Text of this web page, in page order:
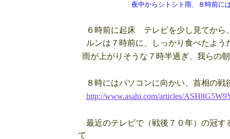
夜中からシトシト雨、８時前には雨は
６時前に起床 テレビを少し見てから
ルンは７時前に、しっかり食べたよう
雨が上がりそうな７時半過ぎ、我らの
８時にはパソコンに向かい、首相の
http://www.asahi.com/articles/
最近のテレビで（戦後７０年）の冠す
て